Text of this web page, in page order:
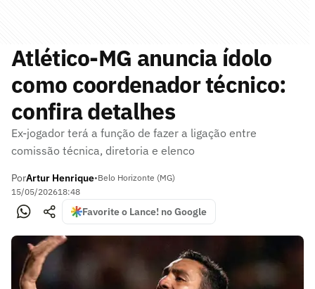
Atlético-MG anuncia ídolo
como coordenador técnico:
confira detalhes
Ex-jogador terá a função de fazer a ligação entre
comissão técnica, diretoria e elenco
PorArtur Henrique•Belo Horizonte (MG)
15/05/202618:48
Favorite o Lance! no Google